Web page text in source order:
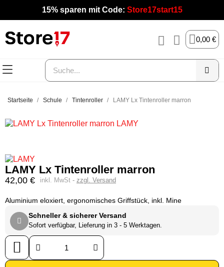
15% sparen mit Code: Store17start15
0,00 €
Startseite Schule Tintenroller LAMY Lx Tintenroller marron
LAMY Lx Tintenroller marron
42,00 € inkl. MwSt zzgl. Versand
Aluminium eloxiert, ergonomisches Griffstück, inkl. Mine
Schneller & sicherer Versand
Sofort verfügbar, Lieferung in 3 - 5 Werktagen.